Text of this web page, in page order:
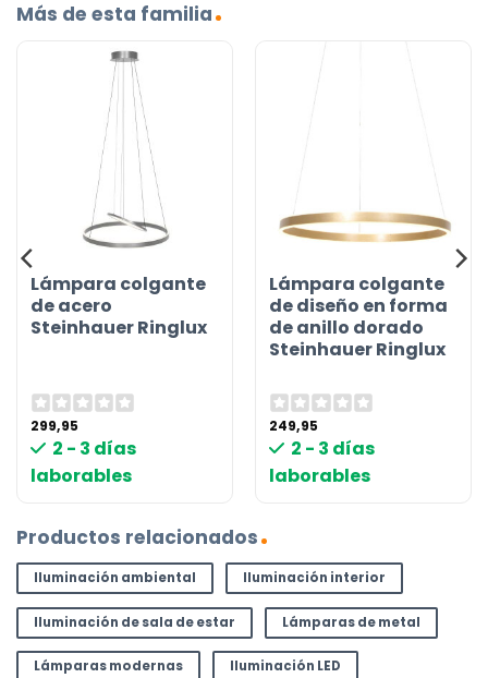
Más de esta familia
Lámpara colgante
de acero
Steinhauer Ringlux
299,95
2 - 3 días
laborables
Lámpara colgante
de diseño en forma
de anillo dorado
Steinhauer Ringlux
249,95
2 - 3 días
laborables
Productos relacionados
Iluminación ambiental Iluminación interior
Iluminación de sala de estar Lámparas de metal
Lámparas modernas Iluminación LED